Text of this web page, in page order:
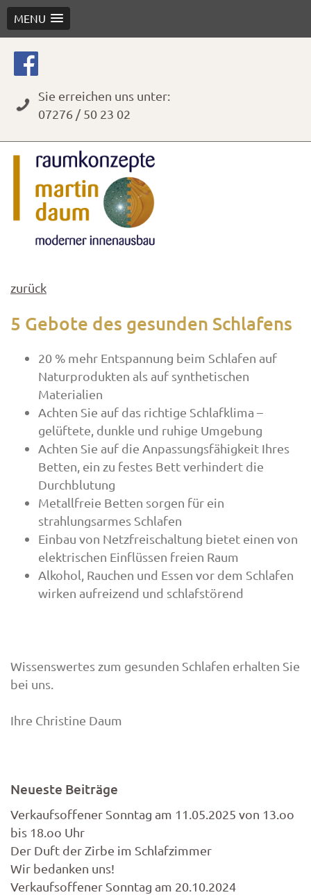
MENU
Sie erreichen uns unter:
07276 / 50 23 02
zurück
5 Gebote des gesunden Schlafens
20 % mehr Entspannung beim Schlafen auf
Naturprodukten als auf synthetischen
Materialien
Achten Sie auf das richtige Schlafklima –
gelüftete, dunkle und ruhige Umgebung
Achten Sie auf die Anpassungsfähigkeit Ihres
Betten, ein zu festes Bett verhindert die
Durchblutung
Metallfreie Betten sorgen für ein
strahlungsarmes Schlafen
Einbau von Netzfreischaltung bietet einen von
elektrischen Einflüssen freien Raum
Alkohol, Rauchen und Essen vor dem Schlafen
wirken aufreizend und schlafstörend
Wissenswertes zum gesunden Schlafen erhalten Sie
bei uns.
Ihre Christine Daum
Neueste Beiträge
Verkaufsoffener Sonntag am 11.05.2025 von 13.oo
bis 18.oo Uhr
Der Duft der Zirbe im Schlafzimmer
Wir bedanken uns!
Verkaufsoffener Sonntag am 20.10.2024